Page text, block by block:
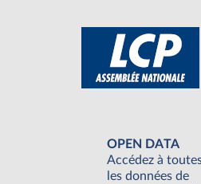
OPEN DATA
Accédez à
les données de